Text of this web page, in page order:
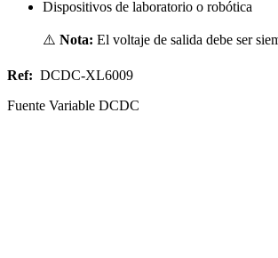
Dispositivos de laboratorio o robótica
⚠️ Nota: El voltaje de salida debe ser
Ref: DCDC-XL6009
Fuente Variable DCDC